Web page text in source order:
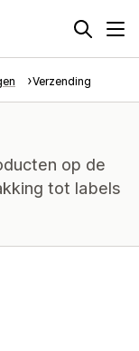
Verzending
op de
tot labels